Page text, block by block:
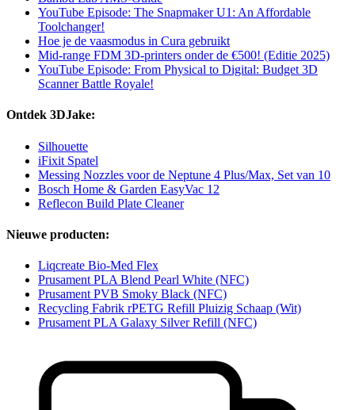
YouTube Episode: The Snapmaker U1: An Affordable
Toolchanger!
Hoe je de vaasmodus in Cura gebruikt
Mid-range FDM 3D-printers onder de €500! (Editie 2025)
YouTube Episode: From Physical to Digital: Budget 3D
Scanner Battle Royale!
Ontdek 3DJake:
Silhouette
iFixit Spatel
Messing Nozzles voor de Neptune 4 Plus/Max, Set van 10
Bosch Home & Garden EasyVac 12
Reflecon Build Plate Cleaner
Nieuwe producten:
Liqcreate Bio-Med Flex
Prusament PLA Blend Pearl White (NFC)
Prusament PVB Smoky Black (NFC)
Recycling Fabrik rPETG Refill Pluizig Schaap (Wit)
Prusament PLA Galaxy Silver Refill (NFC)